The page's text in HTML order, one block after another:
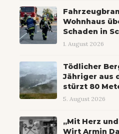
Wohnhaus
Schaden in
1. August 2026
Tödlicher
Jähriger aus
stürzt 80
5. August 2026
„Mit Herz
Wirt Armin